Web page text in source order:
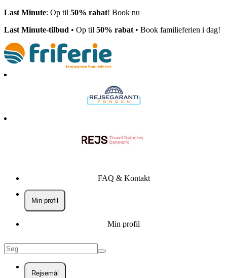
Last Minute: Op til 50% rabat! Book nu
Last Minute-tilbud • Op til 50% rabat • Book familieferien i dag!
FAQ & Kontakt
Min profil
Min profil
Rejsemål